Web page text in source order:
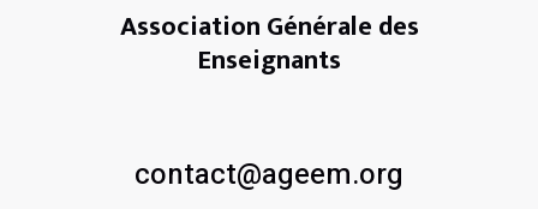
Association Générale des
Enseignants
contact@ageem.org